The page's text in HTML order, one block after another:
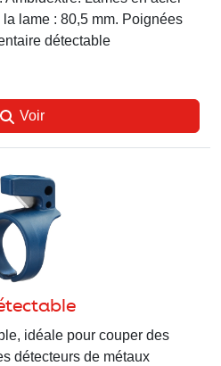
lame : 80,5 mm. Poignées
détectable
Voir
idéale pour couper des
détecteurs de métaux